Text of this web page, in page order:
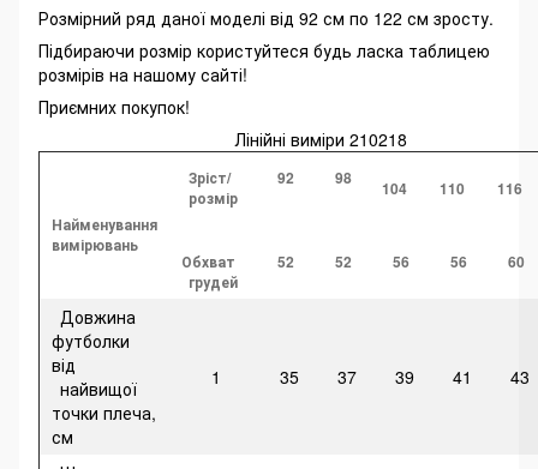
Розмірний ряд даної моделі від 92 см по 122 см зросту.
Підбираючи розмір користуйтеся будь ласка таблицею
розмірів на нашому сайті!
Приємних покупок!
Лінійні виміри 210218
Найменування
вимірювань
Зріст/
розмір
92 98 104 110 116
Обхват
грудей
52 52 56 56 60
Довжина
футболки
від
найвищої
точки плеча,
см
1 35 37 39 41 43